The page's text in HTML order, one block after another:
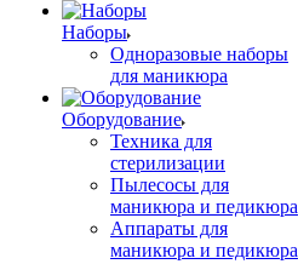
Наборы
Одноразовые наборы
для маникюра
Оборудование
Техника для
стерилизации
Пылесосы для
маникюра и педикюра
Аппараты для
маникюра и педикюра